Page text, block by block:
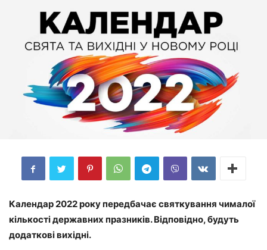
Календар 2022 року передбачає святкування чималої
кількості державних празників. Відповідно, будуть
додаткові вихідні.